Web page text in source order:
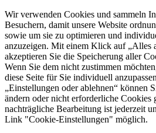
Wir verwenden Cookies und sammeln
Besuchern, damit unsere Website
sowie um sie zu optimieren und
anzuzeigen. Mit einem Klick auf „Alles
akzeptieren Sie die Speicherung aller
Wenn Sie dem nicht zustimmen
diese Seite für Sie individuell
„Einstellungen oder ablehnen“ können
ändern oder nicht erforderliche Cookies
nachträgliche Bearbeitung ist jederzeit
Link "Cookie-Einstellungen" möglich.